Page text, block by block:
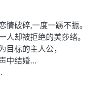
情破碎,一度一蹶不振。
人却被拒绝的美莎绪。
目标的主人公，
中结婚…